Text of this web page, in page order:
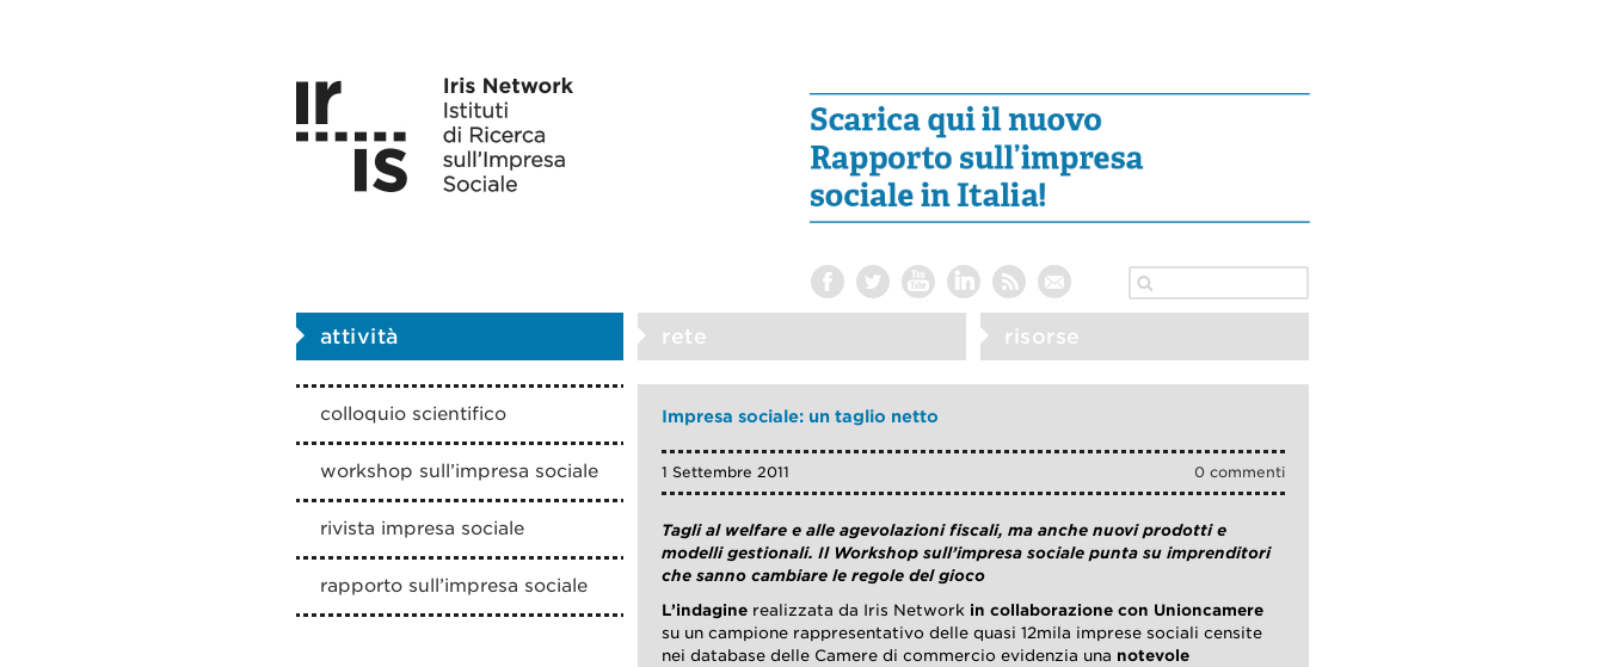
attività rete risorse
colloquio scientifico
workshop sull’impresa sociale
rivista impresa sociale
rapporto sull’impresa sociale
Impresa sociale: un taglio netto
0 commenti
1 Settembre 2011
Tagli al welfare e alle agevolazioni fiscali, ma anche nuovi prodotti e
modelli gestionali. Il Workshop sull’impresa sociale punta su imprenditori
che sanno cambiare le regole del gioco
L’indagine realizzata da Iris Network in collaborazione con Unioncamere
su un campione rappresentativo delle quasi 12mila imprese sociali censite
nei database delle Camere di commercio evidenzia una notevole